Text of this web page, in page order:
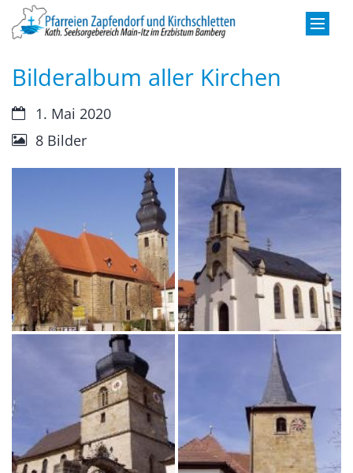
Zum Inhalt springen
Bilderalbum aller Kirchen
Datum:1. Mai 2020
8 Bilder